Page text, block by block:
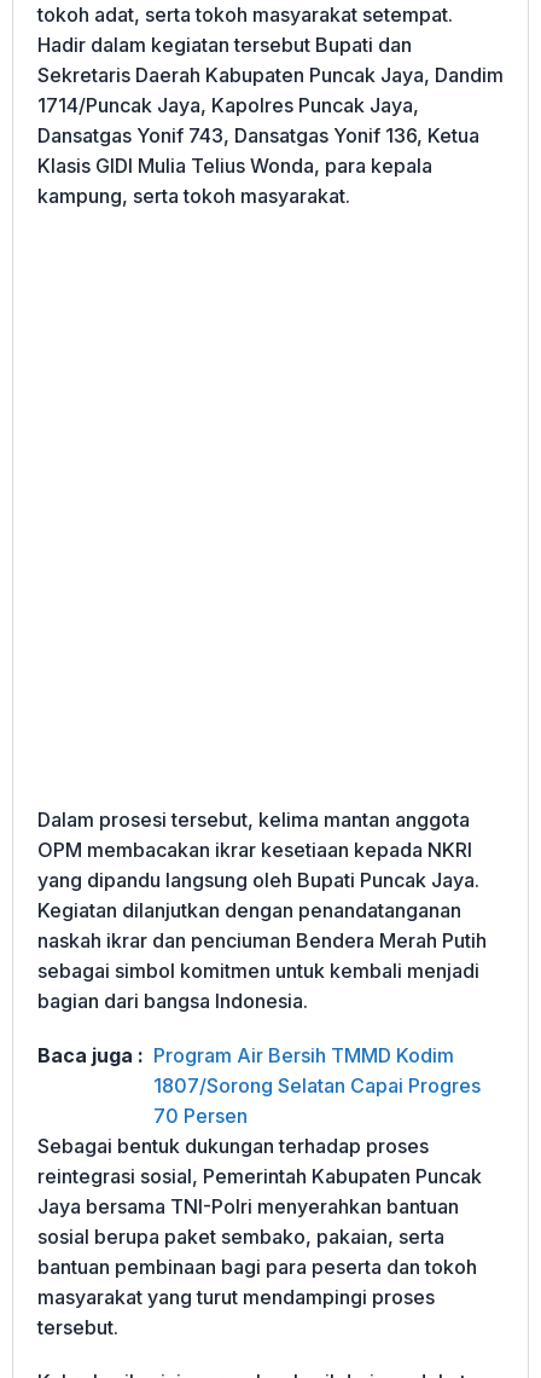
tokoh adat, serta tokoh masyarakat setempat.
Hadir dalam kegiatan tersebut Bupati dan
Sekretaris Daerah Kabupaten Puncak Jaya, Dandim
1714/Puncak Jaya, Kapolres Puncak Jaya,
Dansatgas Yonif 743, Dansatgas Yonif 136, Ketua
Klasis GIDI Mulia Telius Wonda, para kepala
kampung, serta tokoh masyarakat.
Dalam prosesi tersebut, kelima mantan anggota
OPM membacakan ikrar kesetiaan kepada NKRI
yang dipandu langsung oleh Bupati Puncak Jaya.
Kegiatan dilanjutkan dengan penandatanganan
naskah ikrar dan penciuman Bendera Merah Putih
sebagai simbol komitmen untuk kembali menjadi
bagian dari bangsa Indonesia.
Baca juga : Program Air Bersih TMMD Kodim
1807/Sorong Selatan Capai Progres
70 Persen
Sebagai bentuk dukungan terhadap proses
reintegrasi sosial, Pemerintah Kabupaten Puncak
Jaya bersama TNI-Polri menyerahkan bantuan
sosial berupa paket sembako, pakaian, serta
bantuan pembinaan bagi para peserta dan tokoh
masyarakat yang turut mendampingi proses
tersebut.